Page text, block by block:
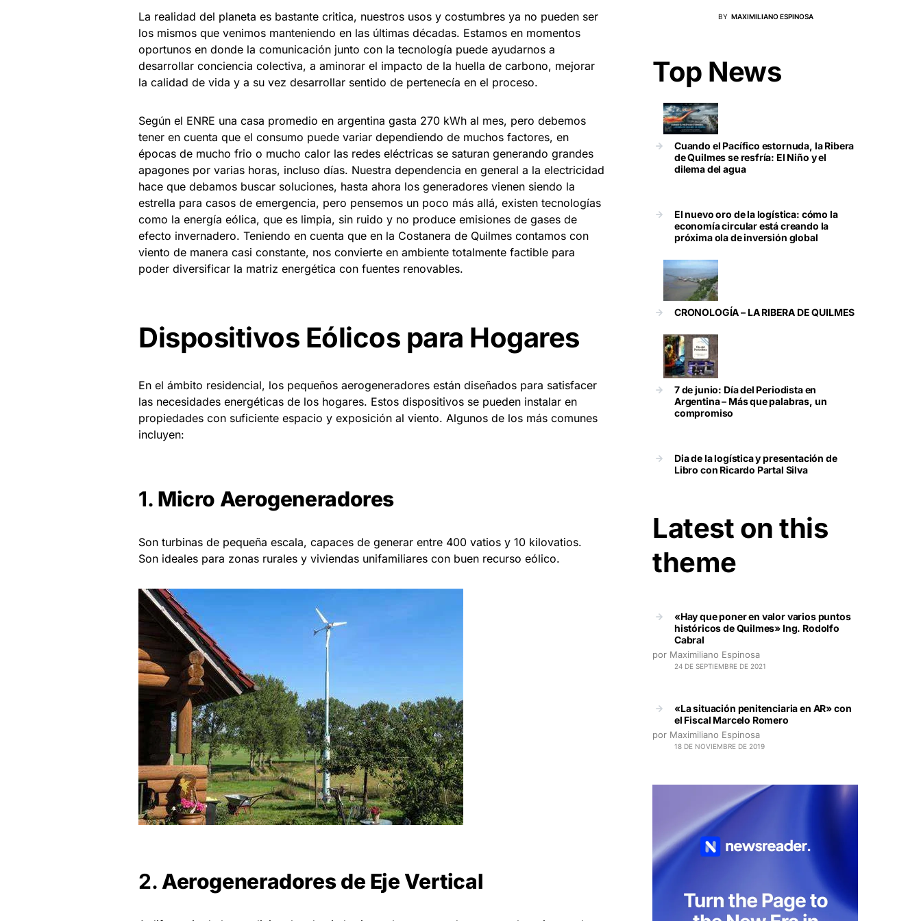
La realidad del planeta es bastante critica, nuestros usos y costumbres ya no pueden ser
los mismos que venimos manteniendo en las últimas décadas. Estamos en momentos
oportunos en donde la comunicación junto con la tecnología puede ayudarnos a
desarrollar conciencia colectiva, a aminorar el impacto de la huella de carbono, mejorar
la calidad de vida y a su vez desarrollar sentido de pertenecía en el proceso.
Según el ENRE una casa promedio en argentina gasta 270 kWh al mes, pero debemos
tener en cuenta que el consumo puede variar dependiendo de muchos factores, en
épocas de mucho frio o mucho calor las redes eléctricas se saturan generando grandes
apagones por varias horas, incluso días. Nuestra dependencia en general a la electricidad
hace que debamos buscar soluciones, hasta ahora los generadores vienen siendo la
estrella para casos de emergencia, pero pensemos un poco más allá, existen tecnologías
como la energía eólica, que es limpia, sin ruido y no produce emisiones de gases de
efecto invernadero. Teniendo en cuenta que en la Costanera de Quilmes contamos con
viento de manera casi constante, nos convierte en ambiente totalmente factible para
poder diversificar la matriz energética con fuentes renovables.
Dispositivos Eólicos para Hogares
En el ámbito residencial, los pequeños aerogeneradores están diseñados para satisfacer
las necesidades energéticas de los hogares. Estos dispositivos se pueden instalar en
propiedades con suficiente espacio y exposición al viento. Algunos de los más comunes
incluyen:
1. Micro Aerogeneradores
Son turbinas de pequeña escala, capaces de generar entre 400 vatios y 10 kilovatios.
Son ideales para zonas rurales y viviendas unifamiliares con buen recurso eólico.
2. Aerogeneradores de Eje Vertical
BY MAXIMILIANO ESPINOSA
Top News
Cuando el Pacífico estornuda, la Ribera
de Quilmes se resfría: El Niño y el
dilema del agua
El nuevo oro de la logística: cómo la
economía circular está creando la
próxima ola de inversión global
CRONOLOGÍA – LA RIBERA DE QUILMES
7 de junio: Día del Periodista en
Argentina – Más que palabras, un
compromiso
Dia de la logística y presentación de
Libro con Ricardo Partal Silva
Latest on this
theme
«Hay que poner en valor varios puntos
históricos de Quilmes» Ing. Rodolfo
Cabral
por Maximiliano Espinosa
24 DE SEPTIEMBRE DE 2021
«La situación penitenciaria en AR» con
el Fiscal Marcelo Romero
por Maximiliano Espinosa
18 DE NOVIEMBRE DE 2019